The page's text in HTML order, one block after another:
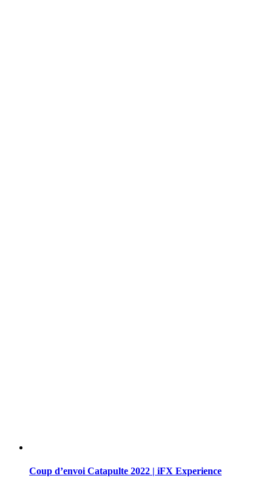
Coup d’envoi Catapulte 2022 | iFX Experience